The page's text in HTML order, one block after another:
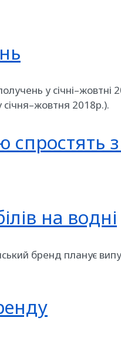
у
січня–жовтня 2018р.).
на водні
бренд планує